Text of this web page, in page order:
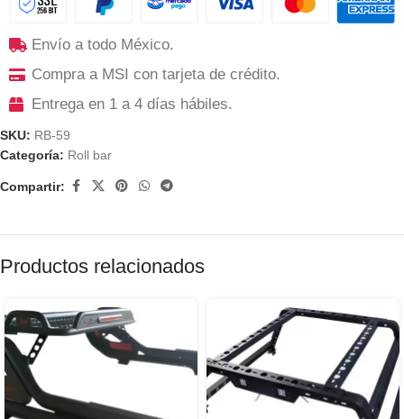
Envío a todo México.
Compra a MSI con tarjeta de crédito.
Entrega en 1 a 4 días hábiles.
SKU: RB-59
Categoría: Roll bar
Compartir:
Productos relacionados